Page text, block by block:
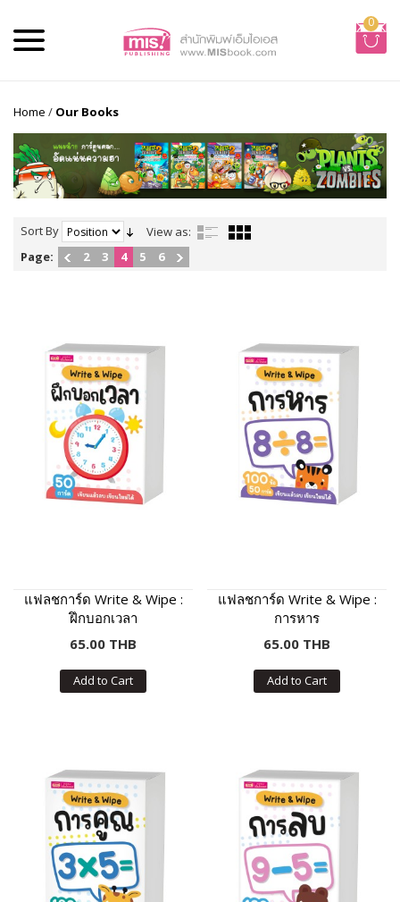
0
Home / Our Books
Sort By
View as:
Page:
2 3 4 5 6
แฟลชการ์ด Write & Wipe :
ฝึกบอกเวลา
65.00 THB
Add to Cart
แฟลชการ์ด Write & Wipe :
การหาร
65.00 THB
Add to Cart